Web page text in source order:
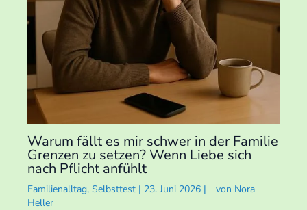
Warum fällt es mir schwer in der Familie
Grenzen zu setzen? Wenn Liebe sich
nach Pflicht anfühlt
Familienalltag, Selbsttest | 23. Juni 2026 | von Nora
Heller